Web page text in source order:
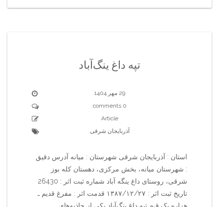
تپه داغ ینگ‌آباد
29 مهر 1404
0 comments
Article
آذربایجان شرقی
استان : آذربایجان شرقی شهرستان : میانه آدرس دقیق
: شهرستان میانه، بخش مرکزی، دهستان کله بوز
شرقی، روستای داغ ینگه آباد شماره ثبت اثر : 26430
تاریخ ثبت اثر : ۱۳۸۷/۱۲/۲۷ قدمت اثر : مفرغ قدیم ـ
هزاره یک ق‌م‌ تپه داغ ینگ‌آباد یکی از جاذبه‌های